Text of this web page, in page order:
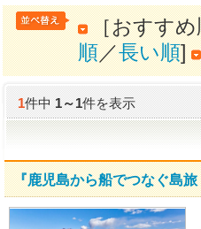
［おすすめ
順／長い順]
1件中1～1件を表示
『鹿児島から船でつなぐ島